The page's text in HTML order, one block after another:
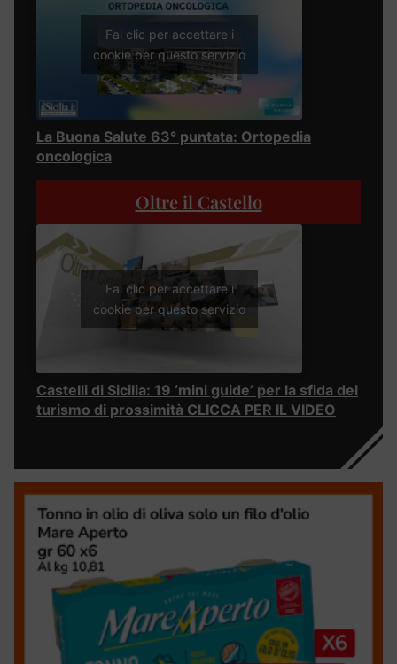
Fai clic per accettare i
cookie per questo servizio
La Buona Salute 63° puntata: Ortopedia
oncologica
Oltre il Castello
Fai clic per accettare i
cookie per questo servizio
Castelli di Sicilia: 19 ‘mini guide’ per la sfida del
turismo di prossimità CLICCA PER IL VIDEO